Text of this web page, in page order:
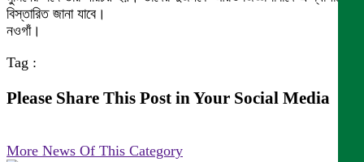
বিস্তারিত জানা যাবে।
নওগাঁ।
Tag :
Please Share This Post in Your Social Media
More News Of This Category